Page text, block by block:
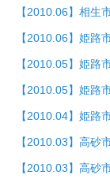
【2010.06】相生
【2010.06】姫路
【2010.05】姫路
【2010.05】姫路
【2010.04】姫路
【2010.03】高砂
【2010.03】高砂